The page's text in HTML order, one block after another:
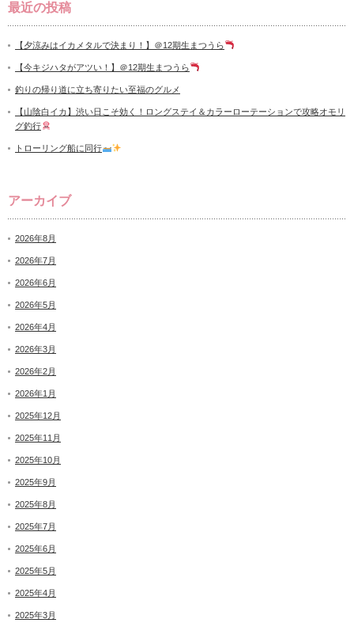
最近の投稿
【夕涼みはイカメタルで決まり！】＠12期生まつうら
【今キジハタがアツい！】＠12期生まつうら
釣りの帰り道に立ち寄りたい至福のグルメ
【山陰白イカ】渋い日こそ効く！ロングステイ＆カラーローテーションで攻略オモリ
グ釣行
トローリング船に同行
アーカイブ
2026年8月
2026年7月
2026年6月
2026年5月
2026年4月
2026年3月
2026年2月
2026年1月
2025年12月
2025年11月
2025年10月
2025年9月
2025年8月
2025年7月
2025年6月
2025年5月
2025年4月
2025年3月